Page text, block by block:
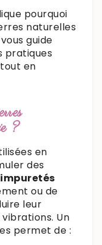
pourquoi
naturelles
guide
pratiques
en
?
en
des
impuretés
ou de
leur
Un
permet de :